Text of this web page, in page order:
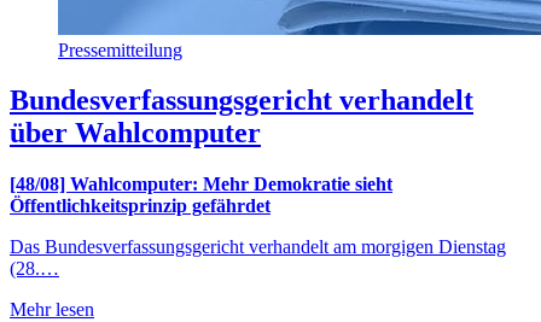
Pressemitteilung
Bundesverfassungsgericht verhandelt
über Wahlcomputer
[48/08] Wahlcomputer: Mehr Demokratie sieht
Öffentlichkeitsprinzip gefährdet
Das Bundesverfassungsgericht verhandelt am morgigen Dienstag
(28.…
Mehr lesen